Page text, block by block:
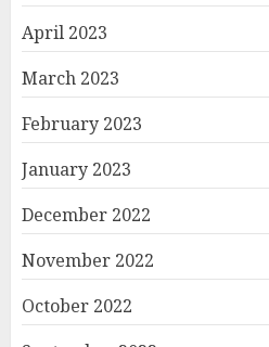
April 2023
March 2023
February 2023
January 2023
December 2022
November 2022
October 2022